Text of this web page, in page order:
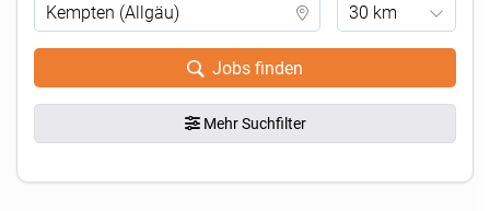
30 km
Jobs finden
Mehr Suchfilter